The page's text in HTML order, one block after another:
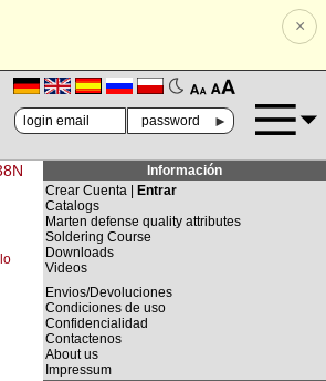
×
🗛 🗚
►
Información
Crear Cuenta |
Entrar
Catalogs
Marten defense quality attributes
Soldering Course
Downloads
Videos
Envios/Devoluciones
Condiciones de uso
Confidencialidad
Contactenos
About us
Impressum